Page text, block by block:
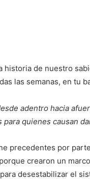
historia de nuestro
las semanas, en tu
adentro hacia
quienes causan
precedentes por
crearon un
desestabilizar el